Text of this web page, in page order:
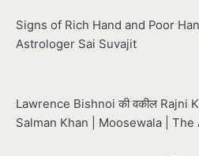
Signs of Rich Hand and Poor
Astrologer Sai Suvajit
Lawrence Bishnoi की वकील Rajni
Salman Khan | Moosewala | The